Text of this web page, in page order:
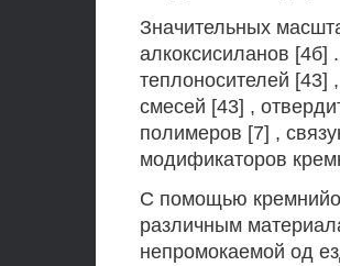
Значительных
алкоксисиланов [4б]
теплоносителей [43]
смесей [43] ,
полимеров [7] ,
модификаторов
С помощью
различным
непромокаемой од